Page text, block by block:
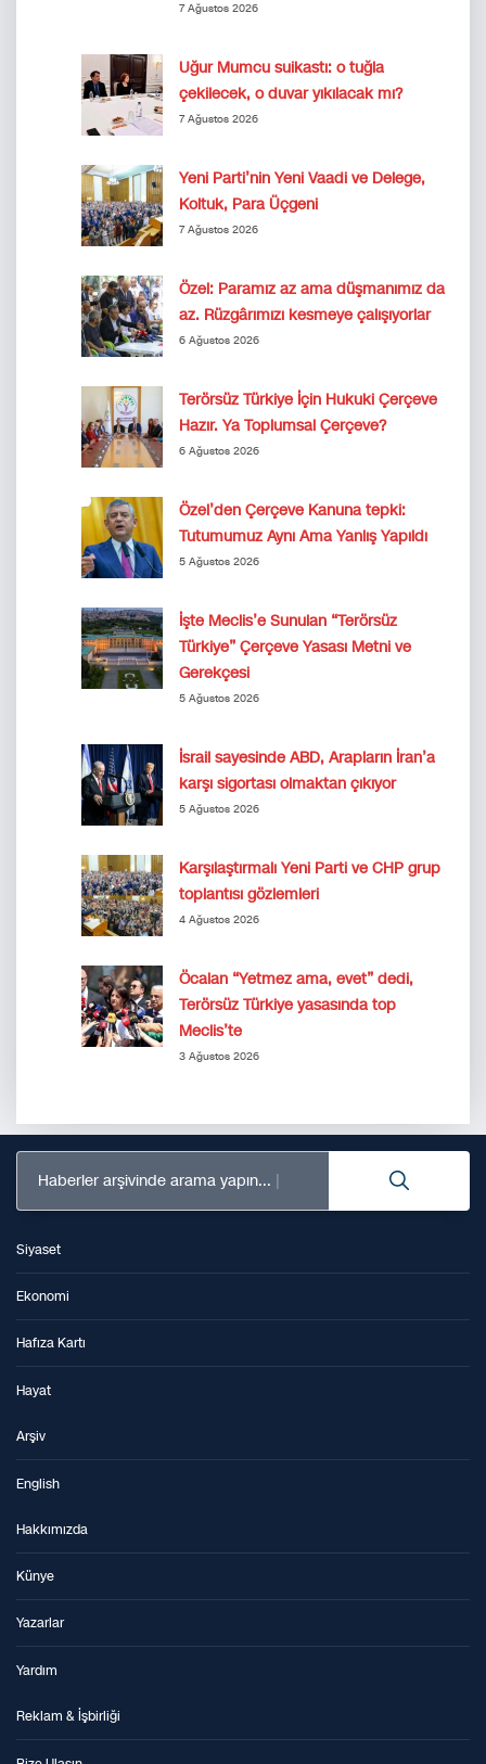
7 Ağustos 2026
Uğur Mumcu suikastı: o tuğla
çekilecek, o duvar yıkılacak mı?
7 Ağustos 2026
Yeni Parti’nin Yeni Vaadi ve Delege,
Koltuk, Para Üçgeni
7 Ağustos 2026
Özel: Paramız az ama düşmanımız da
az. Rüzgârımızı kesmeye çalışıyorlar
6 Ağustos 2026
Terörsüz Türkiye İçin Hukuki Çerçeve
Hazır. Ya Toplumsal Çerçeve?
6 Ağustos 2026
Özel’den Çerçeve Kanuna tepki:
Tutumumuz Aynı Ama Yanlış Yapıldı
5 Ağustos 2026
İşte Meclis’e Sunulan “Terörsüz
Türkiye” Çerçeve Yasası Metni ve
Gerekçesi
5 Ağustos 2026
İsrail sayesinde ABD, Arapların İran’a
karşı sigortası olmaktan çıkıyor
5 Ağustos 2026
Karşılaştırmalı Yeni Parti ve CHP grup
toplantısı gözlemleri
4 Ağustos 2026
Öcalan “Yetmez ama, evet” dedi,
Terörsüz Türkiye yasasında top
Meclis’te
3 Ağustos 2026
Haberler arşivinde arama yapın...
Siyaset
Ekonomi
Hafıza Kartı
Hayat
Arşiv
English
Hakkımızda
Künye
Yazarlar
Yardım
Reklam & İşbirliği